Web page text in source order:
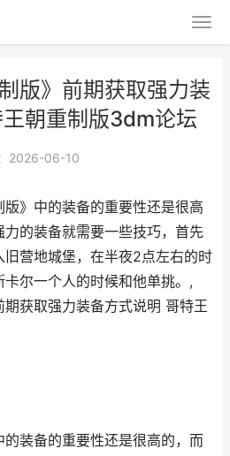
版》前期获取强力装
朝重制版3dm论坛
2026-06-10
》中的装备的重要性还是很高
的装备就需要一些技巧，首先
营地城堡，在半夜2点左右的时
尔一个人的时候和他单挑。,
期获取强力装备方式说明 哥特王
的装备的重要性还是很高的，而